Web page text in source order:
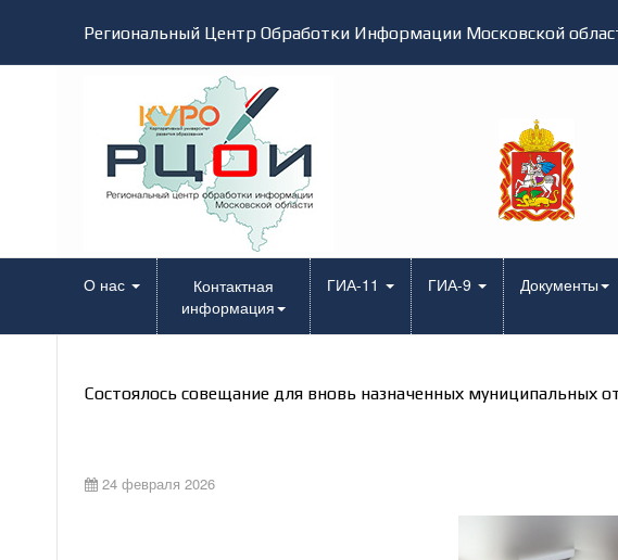
Региональный Центр Обработки Информации Московской
О нас
Контактная
информация
ГИА-11 ГИА-9 Документы
Состоялось совещание для вновь назначенных муниципальных
24 февраля 2026